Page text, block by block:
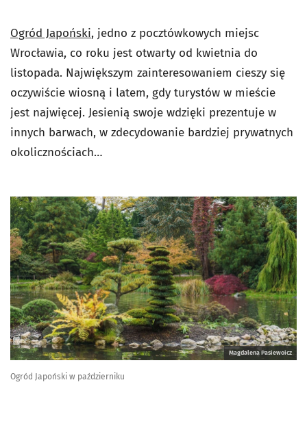
Ogród Japoński, jedno z pocztówkowych miejsc
Wrocławia, co roku jest otwarty od kwietnia do
listopada. Największym zainteresowaniem cieszy się
oczywiście wiosną i latem, gdy turystów w mieście
jest najwięcej. Jesienią swoje wdzięki prezentuje w
innych barwach, w zdecydowanie bardziej prywatnych
okolicznościach…
Magdalena Pasiewoicz
Ogród Japoński w październiku